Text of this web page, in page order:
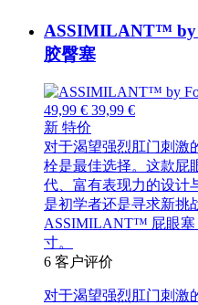
ASSIMILANT™ by
胶臀塞
49,99 € 39,99 €
新 特价
对于渴望强烈肛门刺
栓是最佳选择。这款屁
代、富有表现力的设计
是初学者还是寻求新挑
ASSIMILANT™ 屁眼塞
寸。
6 客户评价
对于渴望强烈肛门刺